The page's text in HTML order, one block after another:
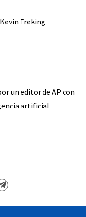
Freking
un editor de AP con
artificial